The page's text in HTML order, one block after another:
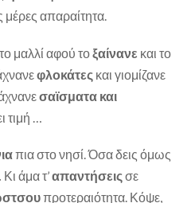
μέρες απαραίτητα.
μαλλί αφού τοξαίνανε και το
φλοκάτες και γιομίζανε
σαϊσματα και
…
πια στο νησί. Όσα δεις όμως
Κι άμα τ’απαντήσεις σε
προτεραιότητα. Κόψε,